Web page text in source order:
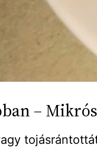
–